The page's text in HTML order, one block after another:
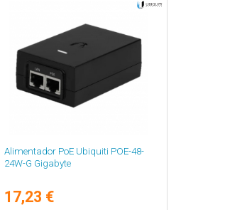
Alimentador PoE Ubiquiti POE-48-
24W-G Gigabyte
17,23 €